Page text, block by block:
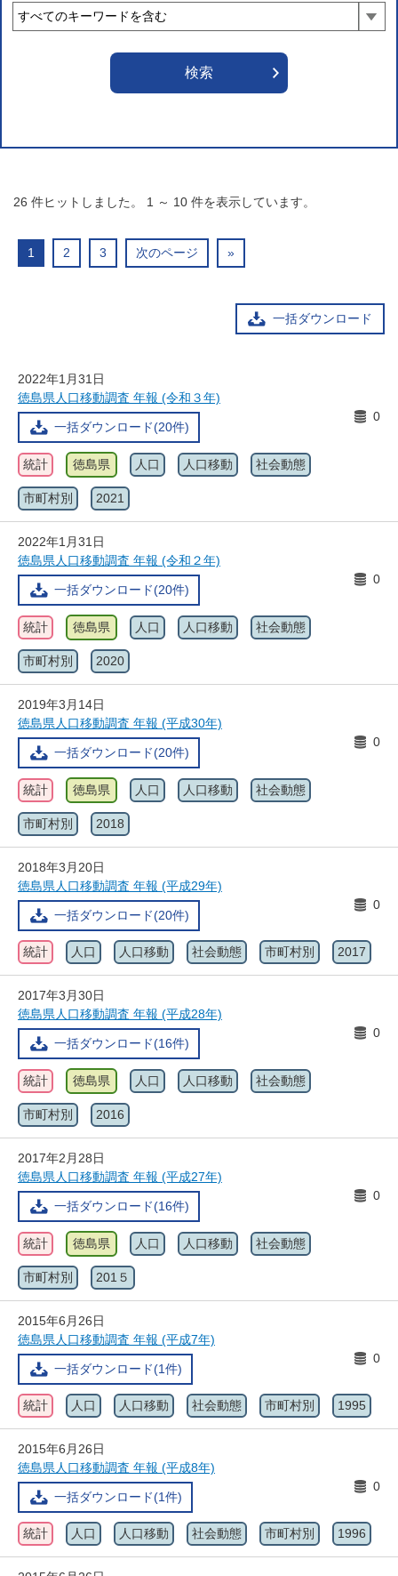
26 件ヒットしました。 1 ～ 10 件を表示しています。
1 2 3 次のページ »
一括ダウンロード
2022年1月31日
徳島県人口移動調査 年報 (令和３年)
一括ダウンロード(20件)
0
統計 徳島県 人口 人口移動 社会動態
市町村別 2021
2022年1月31日
徳島県人口移動調査 年報 (令和２年)
一括ダウンロード(20件)
0
統計 徳島県 人口 人口移動 社会動態
市町村別 2020
2019年3月14日
徳島県人口移動調査 年報 (平成30年)
一括ダウンロード(20件)
0
統計 徳島県 人口 人口移動 社会動態
市町村別 2018
2018年3月20日
徳島県人口移動調査 年報 (平成29年)
一括ダウンロード(20件)
0
統計 人口 人口移動 社会動態 市町村別 2017
2017年3月30日
徳島県人口移動調査 年報 (平成28年)
一括ダウンロード(16件)
0
統計 徳島県 人口 人口移動 社会動態
市町村別 2016
2017年2月28日
徳島県人口移動調査 年報 (平成27年)
一括ダウンロード(16件)
0
統計 徳島県 人口 人口移動 社会動態
市町村別 201５
2015年6月26日
徳島県人口移動調査 年報 (平成7年)
一括ダウンロード(1件)
0
統計 人口 人口移動 社会動態 市町村別 1995
2015年6月26日
徳島県人口移動調査 年報 (平成8年)
一括ダウンロード(1件)
0
統計 人口 人口移動 社会動態 市町村別 1996